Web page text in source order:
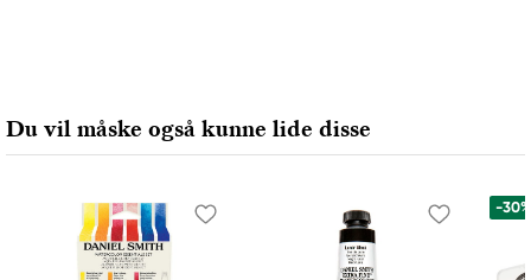
Du vil måske også kunne lide disse
-